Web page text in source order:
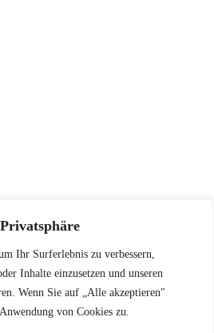
Ihr Surferlebnis zu verbessern,
Inhalte einzusetzen und unseren
Wenn Sie auf „Alle akzeptieren"
von Cookies zu.